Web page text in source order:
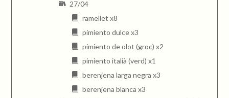
27/04
ramellet x8
pimiento dulce x3
pimiento de olot (groc) x2
pimiento italià (verd) x1
berenjena larga negra x3
berenjena blanca x3